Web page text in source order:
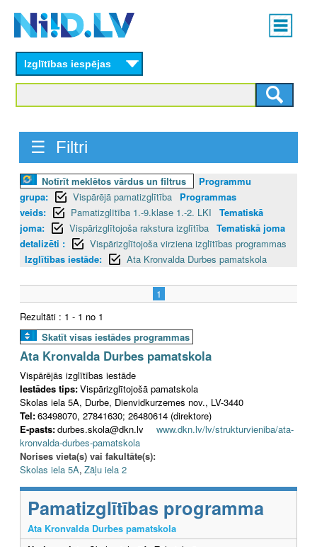
content
Main
menu
Izglītības iespējas
☰ Filtri
Notīrīt meklētos vārdus un filtrus
Programmu
grupa:
Vispārējā pamatizglītība
Programmas
veids:
Pamatizglītība 1.-9.klase 1.-2. LKI
Tematiskā
joma:
Vispārizglītojoša rakstura izglītība Tematiskā joma
detalizēti :
Vispārizglītojoša virziena izglītības programmas
Izglītības iestāde:
Ata Kronvalda Durbes pamatskola
1
Rezultāti : 1 - 1 no 1
Skatīt visas iestādes programmas
Ata Kronvalda Durbes pamatskola
Vispārējās izglītības iestāde
Iestādes tips:Vispārizglītojošā pamatskola
Skolas iela 5A, Durbe, Dienvidkurzemes nov., LV-3440
Tel:63498070, 27841630; 26480614 (direktore)
E-pasts:durbes.skola@dkn.lv www.dkn.lv/lv/strukturvieniba/ata-
kronvalda-durbes-pamatskola
Norises vieta(s) vai fakultāte(s):
Skolas iela 5A, Zāļu iela 2
Pamatizglītības programma
Ata Kronvalda Durbes pamatskola